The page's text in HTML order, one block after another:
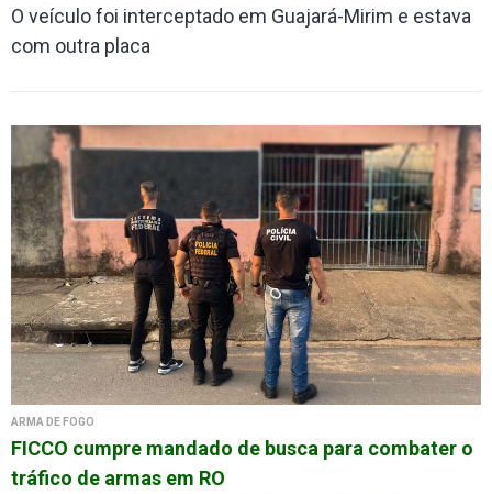
O veículo foi interceptado em Guajará-Mirim e estava
com outra placa
ARMA DE FOGO
FICCO cumpre mandado de busca para combater o
tráfico de armas em RO